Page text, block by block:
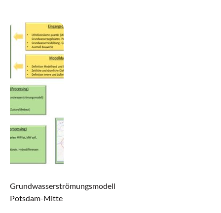
Grundwasserströmungsmodell
Potsdam-Mitte